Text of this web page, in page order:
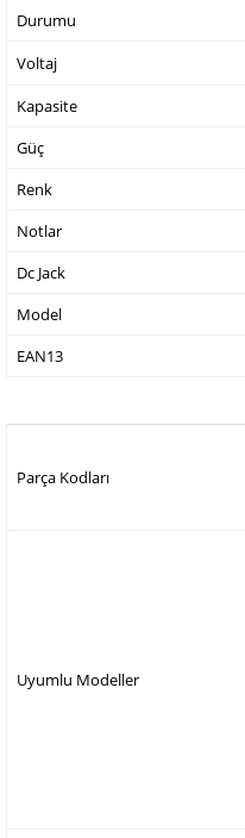
Durumu
Voltaj
Kapasite
Güç
Renk
Notlar
Dc Jack
Model
EAN13
Parça Kodları
Uyumlu Modeller